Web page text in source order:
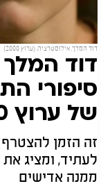
דוד המלך, אילוסטרציה. (ערוץ 2000)
דוד
של ערוץ 2000
זה הזמן
לעתיד, ומציג
ממנה אדישים